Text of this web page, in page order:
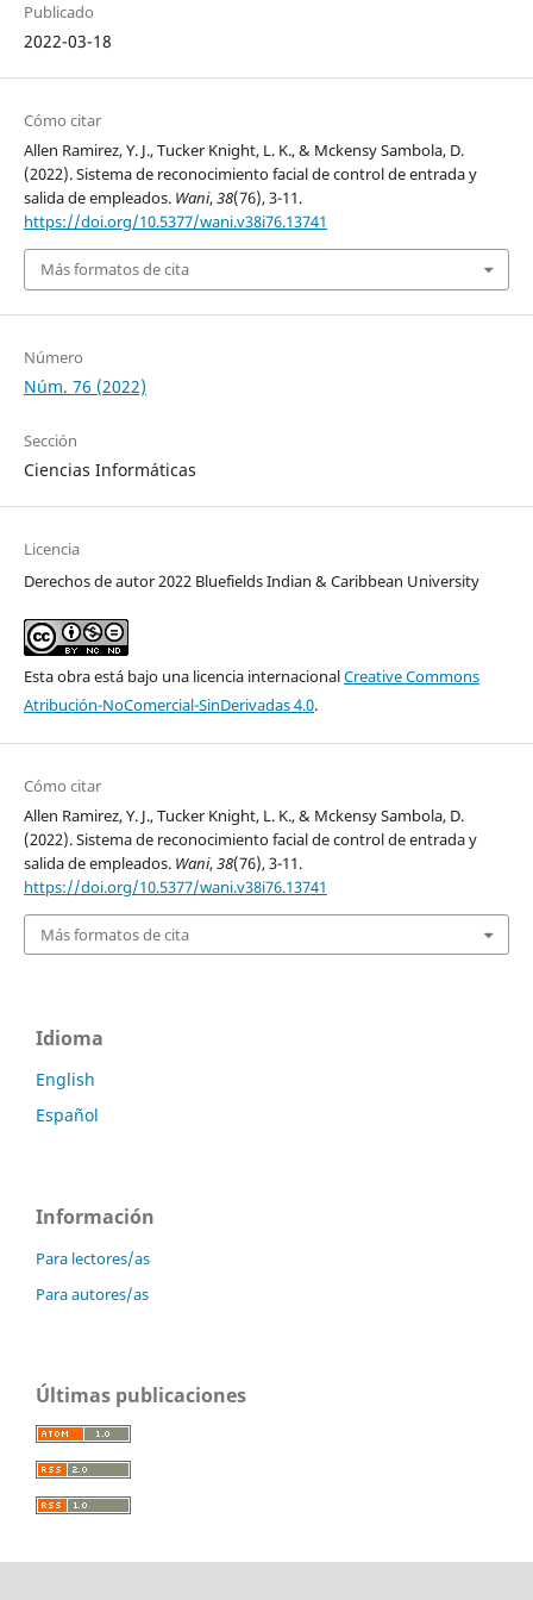
Publicado
2022-03-18
Cómo citar
Allen Ramirez, Y. J., Tucker Knight, L. K., & Mckensy Sambola, D.
(2022). Sistema de reconocimiento facial de control de entrada y
salida de empleados. Wani,38(76), 3-11.
https://doi.org/10.5377/wani.v38i76.13741
Más formatos de cita
Número
Núm. 76 (2022)
Sección
Ciencias Informáticas
Licencia
Derechos de autor 2022 Bluefields Indian & Caribbean University
Esta obra está bajo una licencia internacionalCreative Commons
Atribución-NoComercial-SinDerivadas 4.0.
Cómo citar
Allen Ramirez, Y. J., Tucker Knight, L. K., & Mckensy Sambola, D.
(2022). Sistema de reconocimiento facial de control de entrada y
salida de empleados. Wani,38(76), 3-11.
https://doi.org/10.5377/wani.v38i76.13741
Más formatos de cita
Idioma
English
Español
Información
Para lectores/as
Para autores/as
Últimas publicaciones